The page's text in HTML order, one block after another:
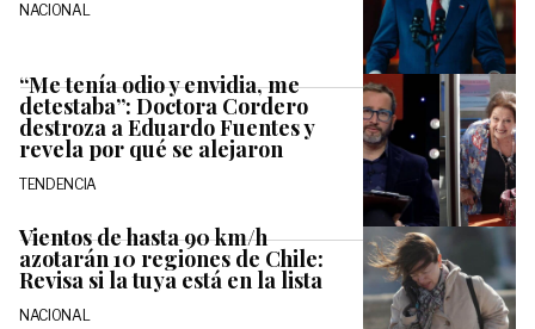
NACIONAL
“Me tenía odio y envidia, me
detestaba”: Doctora Cordero
destroza a Eduardo Fuentes y
revela por qué se alejaron
TENDENCIA
Vientos de hasta 90 km/h
azotarán 10 regiones de Chile:
Revisa si la tuya está en la lista
NACIONAL